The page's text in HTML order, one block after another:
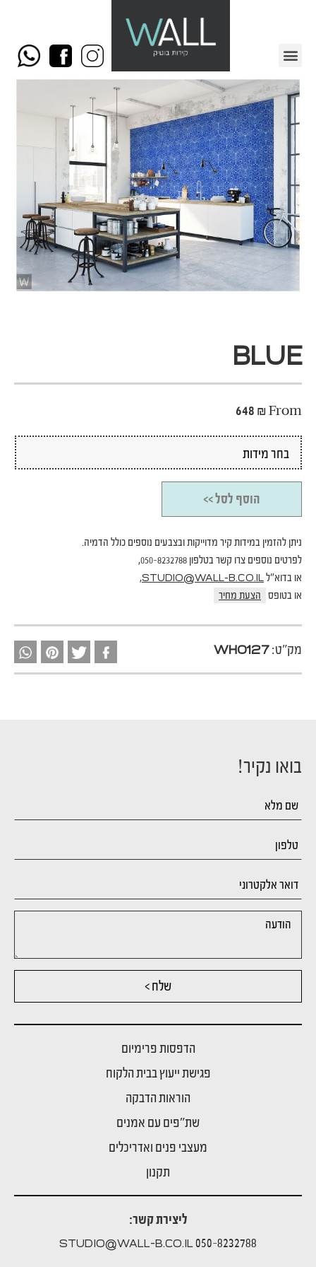
BLUE
From
648 ₪
הוסף לסל >>
ניתן להזמין במידות קיר מדוייקות ובצבעים נוספים כולל הדמיה.
לפרטים נוספים צרו קשר בטלפון 050-8232788,
או בדוא"לSTUDIO@WALL-B.CO.IL
,
או בטופס
הצעת מחיר
מק"ט:WH0127
ליצירת קשר:
050-8232788
STUDIO@WALL-B.CO.IL
הדפסות פרימיום
פגישת ייעוץ בבית הלקוח
הוראות הדבקה
שת"פים עם אמנים
מעצבי פנים ואדריכלים
תקנון
בואו נקיר!
שלח >